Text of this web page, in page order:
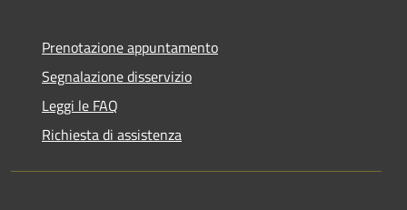
Prenotazione appuntamento
Segnalazione disservizio
Leggi le FAQ
Richiesta di assistenza